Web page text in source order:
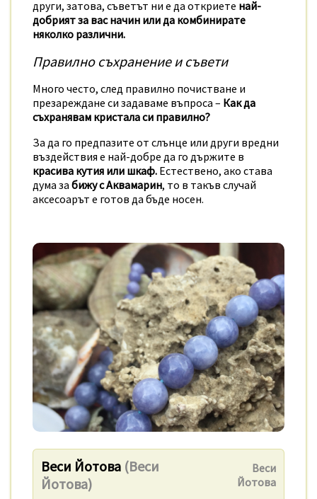
други, затова, съветът ни е да откриете най-
добрият за вас начин или да комбинирате
няколко различни.
Правилно съхранение и съвети
Много често, след правилно почистване и
презареждане си задаваме въпроса – Как да
съхранявам кристала си правилно?
За да го предпазите от слънце или други вредни
въздействия е най-добре да го държите в
красива кутия или шкаф. Естествено, ако става
дума за бижу с Аквамарин, то в такъв случай
аксесоарът е готов да бъде носен.
Веси Йотова (Веси
Йотова)
Веси
Йотова